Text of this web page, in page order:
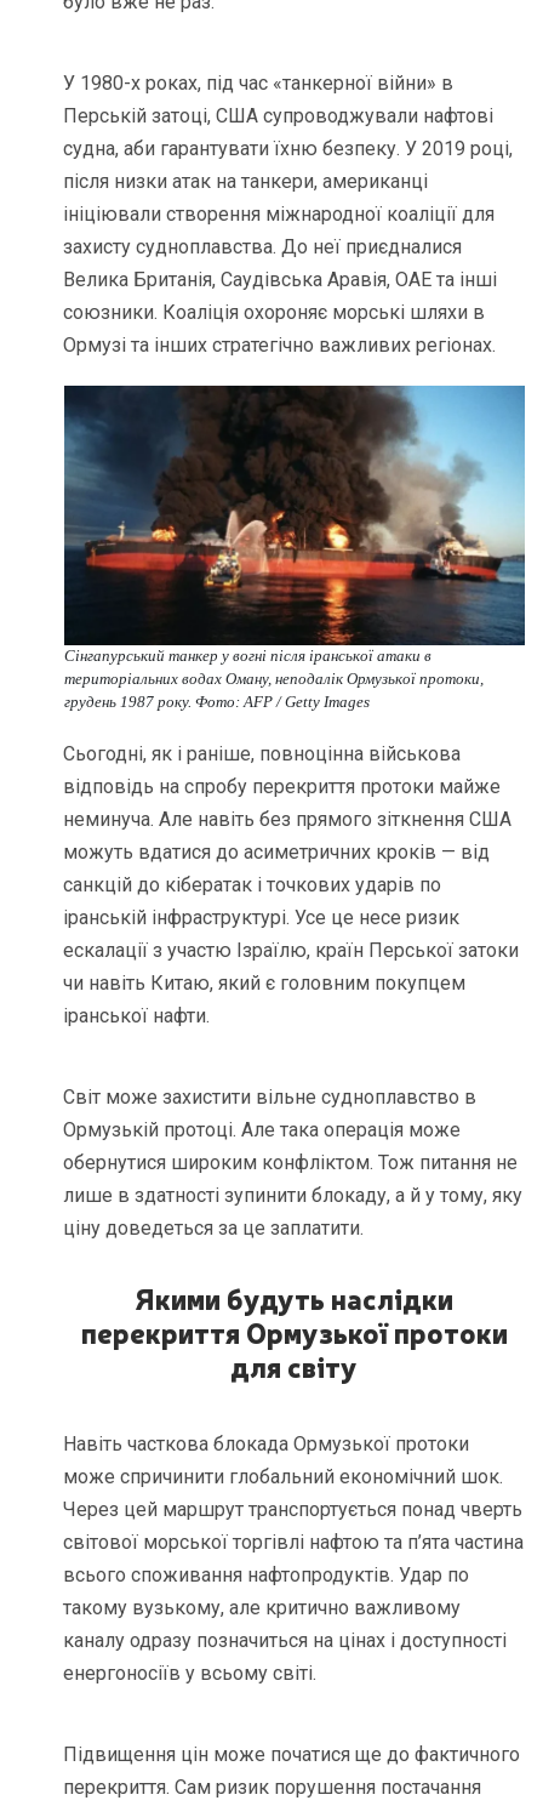
У 1980-х роках, під час «танкерної війни» в
Перській затоці, США супроводжували нафтові
судна, аби гарантувати їхню безпеку. У 2019 році,
після низки атак на танкери, американці
ініціювали створення міжнародної коаліції для
захисту судноплавства. До неї приєдналися
Велика Британія, Саудівська Аравія, ОАЕ та інші
союзники. Коаліція охороняє морські шляхи в
Ормузі та інших стратегічно важливих регіонах.
Сінгапурський танкер у вогні після іранської атаки в
територіальних водах Оману, неподалік Ормузької протоки,
грудень 1987 року. Фото: AFP / Getty Images
Сьогодні, як і раніше, повноцінна військова
відповідь на спробу перекриття протоки майже
неминуча. Але навіть без прямого зіткнення США
можуть вдатися до асиметричних кроків — від
санкцій до кібератак і точкових ударів по
іранській інфраструктурі. Усе це несе ризик
ескалації з участю Ізраїлю, країн Перської затоки
чи навіть Китаю, який є головним покупцем
іранської нафти.
Світ може захистити вільне судноплавство в
Ормузькій протоці. Але така операція може
обернутися широким конфліктом. Тож питання не
лише в здатності зупинити блокаду, а й у тому, яку
ціну доведеться за це заплатити.
Якими будуть наслідки
перекриття Ормузької протоки
для світу
Навіть часткова блокада Ормузької протоки
може спричинити глобальний економічний шок.
Через цей маршрут транспортується понад чверть
світової морської торгівлі нафтою та п’ята частина
всього споживання нафтопродуктів. Удар по
такому вузькому, але критично важливому
каналу одразу позначиться на цінах і доступності
енергоносіїв у всьому світі.
Підвищення цін може початися ще до фактичного
перекриття. Сам ризик порушення постачання